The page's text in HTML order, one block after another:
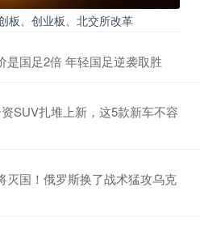
板、创业板、北交所改革
是国足2倍 年轻国足逆袭取胜
SUV扎堆上新，这5款新车不容
灭国！俄罗斯换了战术猛攻乌克